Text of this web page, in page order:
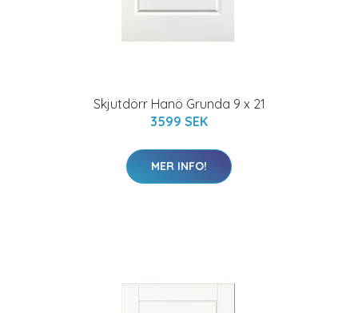
Skjutdörr Hanö Grunda 9 x 21
3599 SEK
MER INFO!